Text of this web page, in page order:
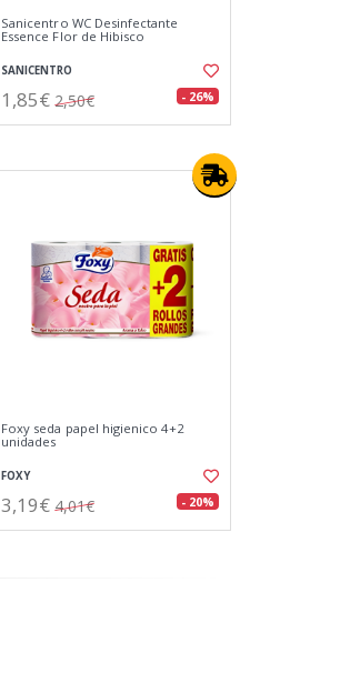
Sanicentro WC Desinfectante
Essence Flor de Hibisco
SANICENTRO
1,85€ 2,50€ - 26%
Foxy seda papel higienico 4+2
unidades
FOXY
3,19€ 4,01€ - 20%